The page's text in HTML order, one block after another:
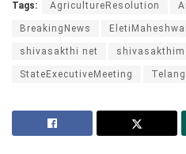
Tags: AgricultureResolution
BreakingNews
shivasakthi net
StateExecutiveMeeting